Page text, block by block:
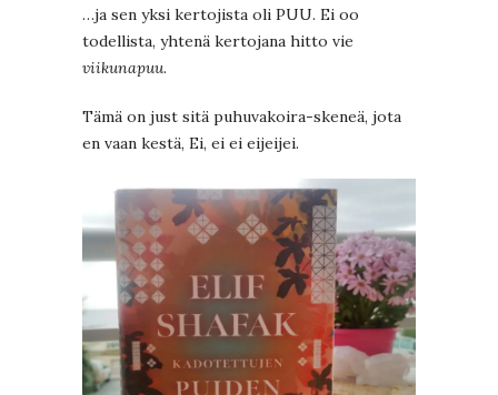
…ja sen yksi kertojista oli PUU. Ei oo
todellista, yhtenä kertojana hitto vie
viikunapuu.
Tämä on just sitä puhuvakoira-skeneä, jota
en vaan kestä, Ei, ei ei eijeijei.